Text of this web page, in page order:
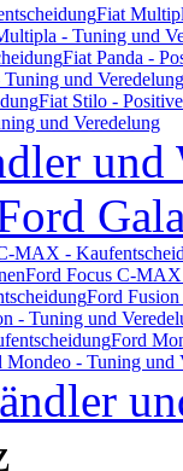
Fiat
- Tuning und
Fiat Panda -
Tuning und Veredelung
Fiat Stilo -
und Veredelung
und
MAX -
Ford Focus C-
Ford
- Tuning und
Ford
Mondeo - Tuning und